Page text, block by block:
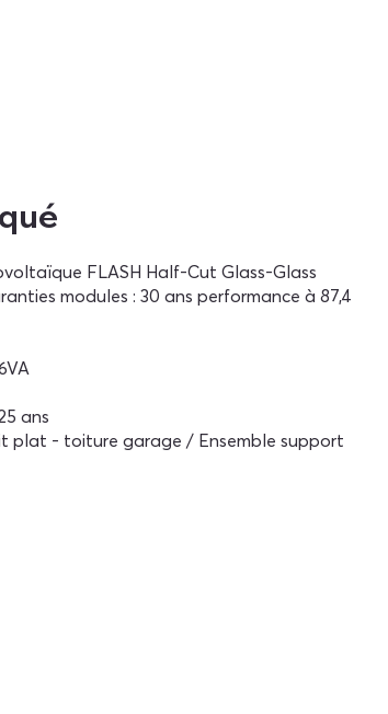
FLASH Half-Cut Glass-Glass
modules : 30 ans performance à 87,4
ans
plat - toiture garage / Ensemble support